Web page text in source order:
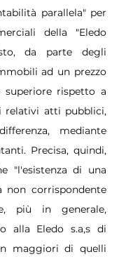
parallela" per
della "Eledo
da parte degli
ad un prezzo
superiore rispetto a
relativi atti pubblici,
mediante
Precisa, quindi,
"l'esistenza di una
non corrispondente
più in generale,
alla Eledo s.a,s di
maggiori di quelli